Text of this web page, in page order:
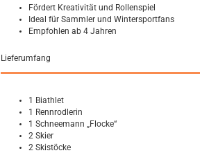
Fördert Kreativität und Rollenspiel
Ideal für Sammler und Wintersportfans
Empfohlen ab 4 Jahren
Lieferumfang
1 Biathlet
1 Rennrodlerin
1 Schneemann „Flocke“
2 Skier
2 Skistöcke